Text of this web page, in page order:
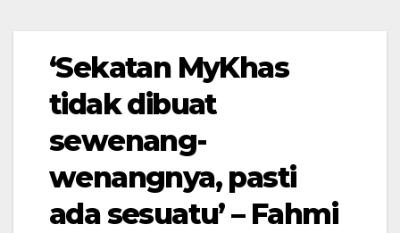
‘Sekatan MyKhas
tidak dibuat
sewenang-
wenangnya, pasti
ada sesuatu’ – Fahmi